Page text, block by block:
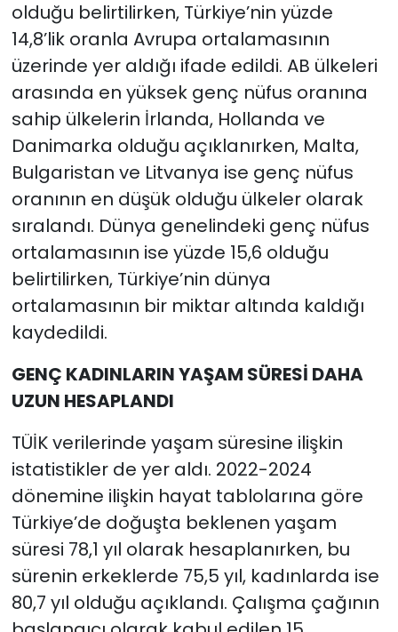
olduğu belirtilirken, Türkiye’nin yüzde
14,8’lik oranla Avrupa ortalamasının
üzerinde yer aldığı ifade edildi. AB ülkeleri
arasında en yüksek genç nüfus oranına
sahip ülkelerin İrlanda, Hollanda ve
Danimarka olduğu açıklanırken, Malta,
Bulgaristan ve Litvanya ise genç nüfus
oranının en düşük olduğu ülkeler olarak
sıralandı. Dünya genelindeki genç nüfus
ortalamasının ise yüzde 15,6 olduğu
belirtilirken, Türkiye’nin dünya
ortalamasının bir miktar altında kaldığı
kaydedildi.
GENÇ KADINLARIN YAŞAM SÜRESİ DAHA
UZUN HESAPLANDI
TÜİK verilerinde yaşam süresine ilişkin
istatistikler de yer aldı. 2022-2024
dönemine ilişkin hayat tablolarına göre
Türkiye’de doğuşta beklenen yaşam
süresi 78,1 yıl olarak hesaplanırken, bu
sürenin erkeklerde 75,5 yıl, kadınlarda ise
80,7 yıl olduğu açıklandı. Çalışma çağının